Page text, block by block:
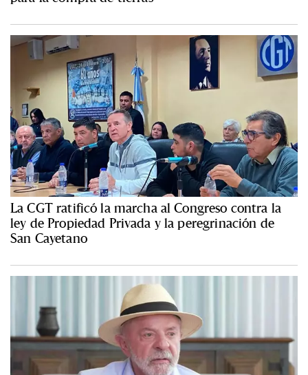
La CGT ratificó la marcha al Congreso contra la
ley de Propiedad Privada y la peregrinación de
San Cayetano